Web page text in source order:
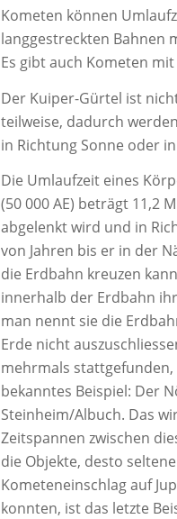
Kometen können
langgestreckten Bahnen
Es gibt auch Kometen
Der Kuiper-Gürtel ist
teilweise, dadurch
in Richtung Sonne oder
Die Umlaufzeit eines
(50 000 AE) beträgt 11,2
abgelenkt wird und in
von Jahren bis er in der
die Erdbahn kreuzen
innerhalb der Erdbahn
man nennt sie die
Erde nicht
mehrmals
bekanntes Beispiel: Der
Steinheim/Albuch. Das
Zeitspannen zwischen
die Objekte, desto
Kometeneinschlag auf
konnten, ist das letzte